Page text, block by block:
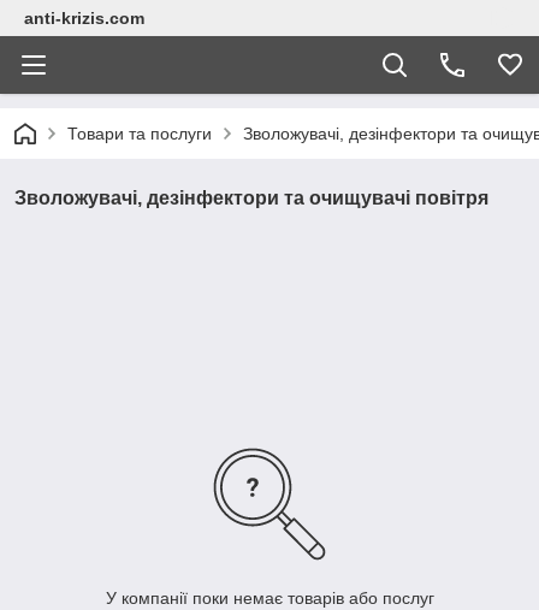
anti-krizis.com
Товари та послуги Зволожувачі, дезінфектори та
Зволожувачі, дезінфектори та очищувачі повітря
У компанії поки немає товарів або послуг